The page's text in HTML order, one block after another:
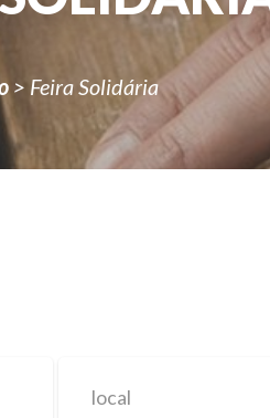
> Feira Solidária
local